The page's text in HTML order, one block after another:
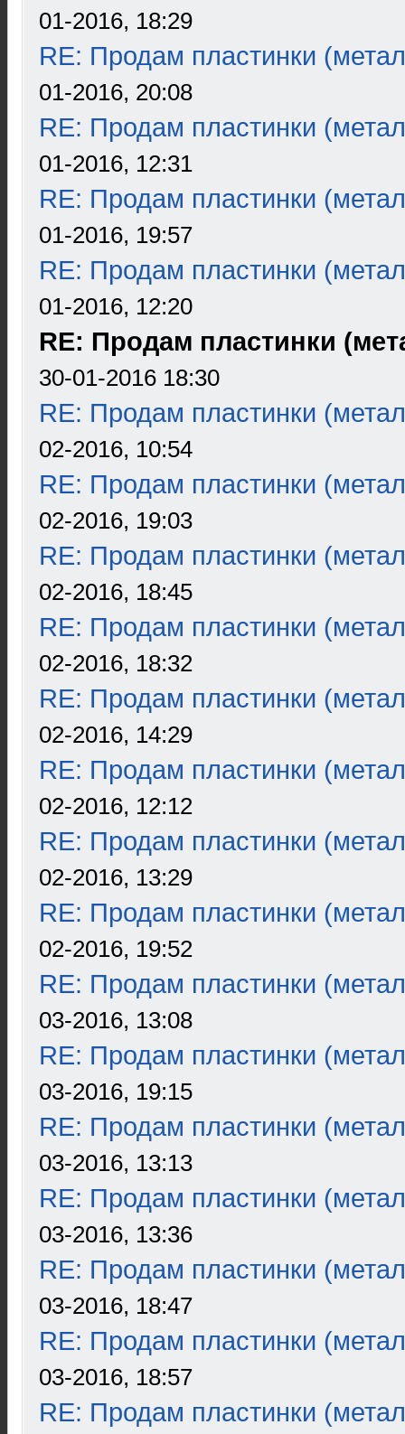
01-2016, 18:29
RE: Продам пластинки
01-2016, 20:08
RE: Продам пластинки
01-2016, 12:31
RE: Продам пластинки
01-2016, 19:57
RE: Продам пластинки
01-2016, 12:20
RE: Продам пластинки
30-01-2016 18:30
RE: Продам пластинки
02-2016, 10:54
RE: Продам пластинки
02-2016, 19:03
RE: Продам пластинки
02-2016, 18:45
RE: Продам пластинки
02-2016, 18:32
RE: Продам пластинки
02-2016, 14:29
RE: Продам пластинки
02-2016, 12:12
RE: Продам пластинки
02-2016, 13:29
RE: Продам пластинки
02-2016, 19:52
RE: Продам пластинки
03-2016, 13:08
RE: Продам пластинки
03-2016, 19:15
RE: Продам пластинки
03-2016, 13:13
RE: Продам пластинки
03-2016, 13:36
RE: Продам пластинки
03-2016, 18:47
RE: Продам пластинки
03-2016, 18:57
RE: Продам пластинки